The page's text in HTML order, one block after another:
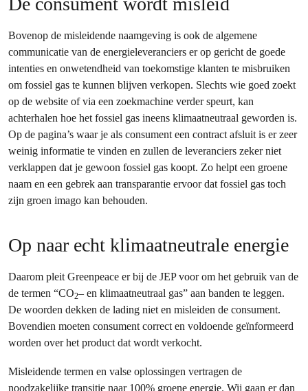
Bovenop de misleidende naamgeving is ook de algemene
communicatie van de energieleveranciers er op gericht de goede
intenties en onwetendheid van toekomstige klanten te misbruiken
om fossiel gas te kunnen blijven verkopen. Slechts wie goed zoekt
op de website of via een zoekmachine verder speurt, kan
achterhalen hoe het fossiel gas ineens klimaatneutraal geworden is.
Op de pagina’s waar je als consument een contract afsluit is er zeer
weinig informatie te vinden en zullen de leveranciers zeker niet
verklappen dat je gewoon fossiel gas koopt. Zo helpt een groene
naam en een gebrek aan transparantie ervoor dat fossiel gas toch
zijn groen imago kan behouden.
Op naar echt klimaatneutrale energie
Daarom pleit Greenpeace er bij de JEP voor om het gebruik van de
de termen “CO2– en klimaatneutraal gas” aan banden te leggen.
De woorden dekken de lading niet en misleiden de consument.
Bovendien moeten consument correct en voldoende geïnformeerd
worden over het product dat wordt verkocht.
Misleidende termen en valse oplossingen vertragen de
noodzakelijke transitie naar 100% groene energie. Wij gaan er dan